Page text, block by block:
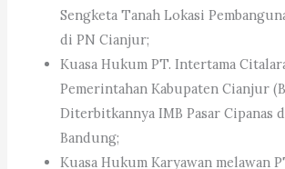
Sengketa Tanah Lokasi
di PN Cianjur;
Kuasa Hukum PT. Intertama
Pemerintahan Kabupaten Cianjur
Diterbitkannya IMB Pasar Cipanas
Bandung;
Kuasa Hukum Karyawan melawan